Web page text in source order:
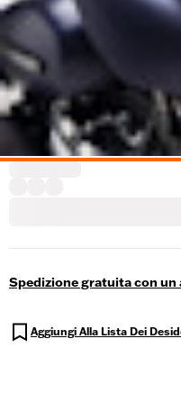
Spedizione gratuita con
Aggiungi Alla Lista Dei